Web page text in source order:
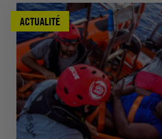
ACTUALITÉ